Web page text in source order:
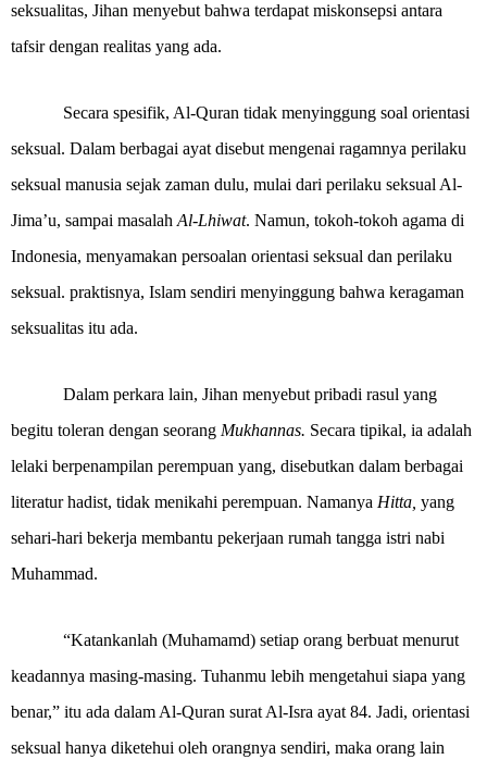
seksualitas, Jihan menyebut bahwa terdapat miskonsepsi antara
tafsir dengan realitas yang ada.
Secara spesifik, Al-Quran tidak menyinggung soal orientasi
seksual. Dalam berbagai ayat disebut mengenai ragamnya perilaku
seksual manusia sejak zaman dulu, mulai dari perilaku seksual Al-
Jima’u, sampai masalah Al-Lhiwat. Namun, tokoh-tokoh agama di
Indonesia, menyamakan persoalan orientasi seksual dan perilaku
seksual. praktisnya, Islam sendiri menyinggung bahwa keragaman
seksualitas itu ada.
Dalam perkara lain, Jihan menyebut pribadi rasul yang
begitu toleran dengan seorang Mukhannas. Secara tipikal, ia adalah
lelaki berpenampilan perempuan yang, disebutkan dalam berbagai
literatur hadist, tidak menikahi perempuan. Namanya Hitta, yang
sehari-hari bekerja membantu pekerjaan rumah tangga istri nabi
Muhammad.
“Katankanlah (Muhamamd) setiap orang berbuat menurut
keadannya masing-masing. Tuhanmu lebih mengetahui siapa yang
benar,” itu ada dalam Al-Quran surat Al-Isra ayat 84. Jadi, orientasi
seksual hanya diketehui oleh orangnya sendiri, maka orang lain